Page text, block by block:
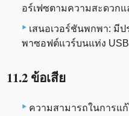
อร์เฟซตามความสะดวก
เสนอเวอร์ชันพกพา: มี
พาซอฟต์แวร์บนแท่ง
11.2 ข้อเสีย
ความสามารถในการแ